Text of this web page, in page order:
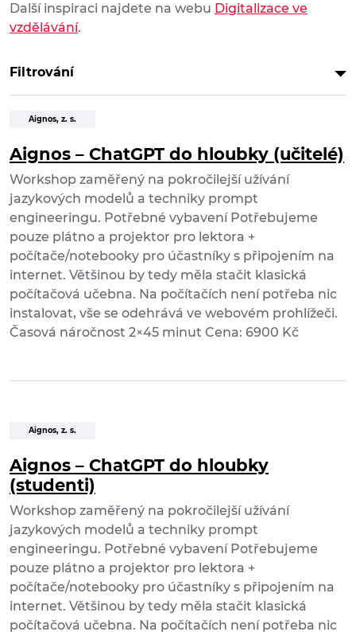
Další inspiraci najdete na webu Digitalizace ve
vzdělávání.
Filtrování
Aignos, z. s.
Aignos – ChatGPT do hloubky (učitelé)
Workshop zaměřený na pokročilejší užívání
jazykových modelů a techniky prompt
engineeringu. Potřebné vybavení Potřebujeme
pouze plátno a projektor pro lektora +
počítače/notebooky pro účastníky s připojením na
internet. Většinou by tedy měla stačit klasická
počítačová učebna. Na počítačích není potřeba nic
instalovat, vše se odehrává ve webovém prohlížeči.
Časová náročnost 2×45 minut Cena: 6900 Kč
Aignos, z. s.
Aignos – ChatGPT do hloubky
(studenti)
Workshop zaměřený na pokročilejší užívání
jazykových modelů a techniky prompt
engineeringu. Potřebné vybavení Potřebujeme
pouze plátno a projektor pro lektora +
počítače/notebooky pro účastníky s připojením na
internet. Většinou by tedy měla stačit klasická
počítačová učebna. Na počítačích není potřeba nic